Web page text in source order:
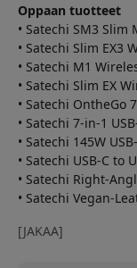
Oppaan tuotteet
• Satechi SM3
• Satechi Slim EX3
• Satechi M1
• Satechi Slim EX
• Satechi
• Satechi 7-in-1
• Satechi 145W
• Satechi USB-C to
• Satechi Right-
• Satechi Vegan-
[JAKAA]